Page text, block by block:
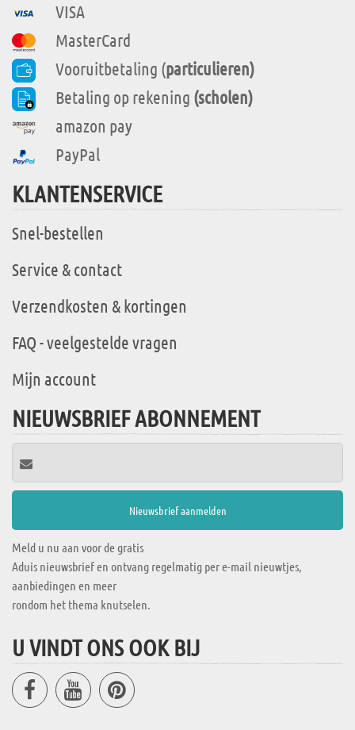
VISA
MasterCard
Vooruitbetaling (particulieren)
Betaling op rekening (scholen)
amazon pay
PayPal
KLANTENSERVICE
Snel-bestellen
Service & contact
Verzendkosten & kortingen
FAQ - veelgestelde vragen
Mijn account
NIEUWSBRIEF ABONNEMENT
Meld u nu aan voor de gratis
Aduis nieuwsbrief en ontvang regelmatig per e-mail nieuwtjes,
aanbiedingen en meer
rondom het thema knutselen.
U VINDT ONS OOK BIJ